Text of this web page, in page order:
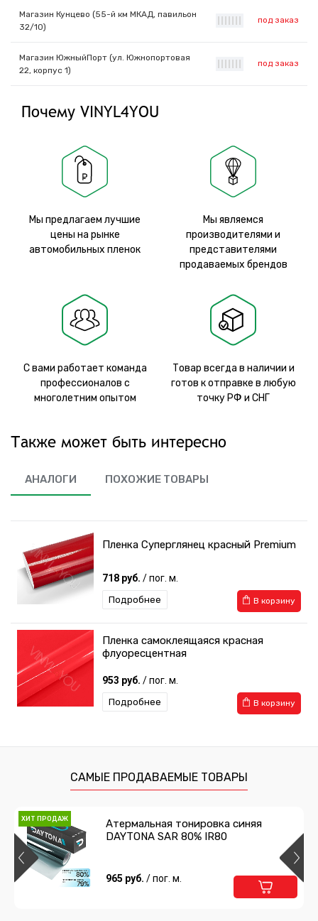
Магазин Кунцево (55-й км МКАД, павильон
32/10)
под заказ
Магазин ЮжныйПорт (ул. Южнопортовая
22, корпус 1)
под заказ
Почему VINYL4YOU
Мы предлагаем лучшие
цены на рынке
автомобильных пленок
Мы являемся
производителями и
представителями
продаваемых брендов
С вами работает команда
профессионалов с
многолетним опытом
Товар всегда в наличии и
готов к отправке в любую
точку РФ и СНГ
Также может быть интересно
АНАЛОГИ ПОХОЖИЕ ТОВАРЫ
Пленка Суперглянец красный Premium
718 руб. / пог. м.
В корзину
Подробнее
Пленка самоклеящаяся красная
флуоресцентная
953 руб. / пог. м.
В корзину
Подробнее
САМЫЕ ПРОДАВАЕМЫЕ ТОВАРЫ
ХИТ ПРОДАЖ
Атермальная тонировка синяя
DAYTONA SAR 80% IR80
965 руб. / пог. м.